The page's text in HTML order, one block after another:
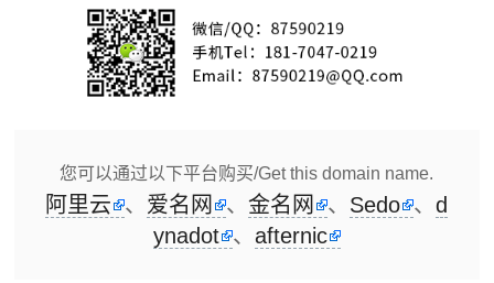
您可以通过以下平台购买/Get this domain name.
阿里云 、 爱名网 、金名网 、 Sedo 、d
ynadot 、 afternic